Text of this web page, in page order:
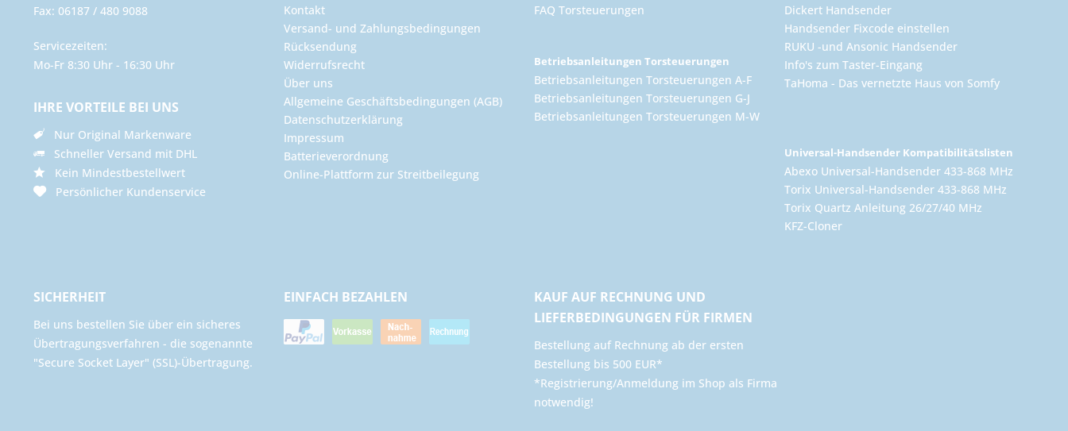
Fax: 06187 / 480 9088
Servicezeiten:
Mo-Fr 8:30 Uhr - 16:30 Uhr
IHRE VORTEILE BEI UNS
Nur Original Markenware
Schneller Versand mit DHL
Kein Mindestbestellwert
Persönlicher Kundenservice
Kontakt
Versand- und Zahlungsbedingungen
Rücksendung
Widerrufsrecht
Über uns
Allgemeine Geschäftsbedingungen (AGB)
Datenschutzerklärung
Impressum
Batterieverordnung
Online-Plattform zur Streitbeilegung
FAQ Torsteuerungen
Betriebsanleitungen Torsteuerungen
Betriebsanleitungen Torsteuerungen A-F
Betriebsanleitungen Torsteuerungen G-J
Betriebsanleitungen Torsteuerungen M-W
Dickert Handsender
Handsender Fixcode einstellen
RUKU -und Ansonic Handsender
Info's zum Taster-Eingang
TaHoma - Das vernetzte Haus von Somfy
Universal-Handsender Kompatibilitätslisten
Abexo Universal-Handsender 433-868 MHz
Torix Universal-Handsender 433-868 MHz
Torix Quartz Anleitung 26/27/40 MHz
KFZ-Cloner
SICHERHEIT
Bei uns bestellen Sie über ein sicheres
Übertragungsverfahren - die sogenannte
"Secure Socket Layer" (SSL)-Übertragung.
EINFACH BEZAHLEN
KAUF AUF RECHNUNG UND
LIEFERBEDINGUNGEN FÜR FIRMEN
​Bestellung auf Rechnung ab der ersten
Bestellung bis 500 EUR*
*Registrierung/Anmeldung im Shop als Firma
notwendig!